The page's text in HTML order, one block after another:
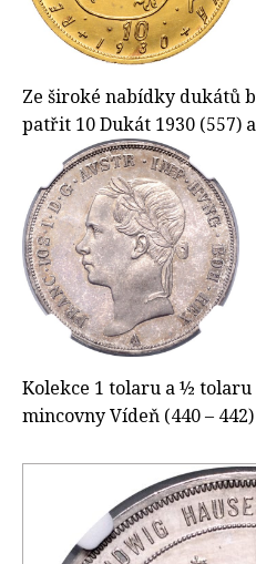
Ze široké nabídky dukátů
patřit 10 Dukát 1930 (557)
Kolekce 1 tolaru a ½ tolaru
mincovny Vídeň (440 – 442)